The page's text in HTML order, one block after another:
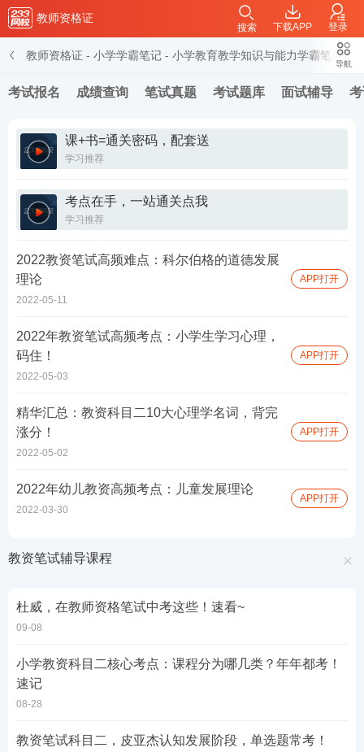
教师资格证
下载APP 登录
搜索
教师资格证 - 小学学霸笔记 - 小学教育教学知识与能力学霸笔记
考试报名 成绩查询 笔试真题 考试题库 面试辅导
导航
课+书=通关密码，配套送
学习推荐
考点在手，一站通关点我
学习推荐
2022教资笔试高频难点：科尔伯格的道德发展
理论
2022-05-11
APP打开
2022年教资笔试高频考点：小学生学习心理，
码住！
2022-05-03
APP打开
精华汇总：教资科目二10大心理学名词，背完
涨分！
2022-05-02
APP打开
2022年幼儿教资高频考点：儿童发展理论
2022-03-30
APP打开
教资笔试辅导课程
杜威，在教师资格笔试中考这些！速看~
09-08
小学教资科目二核心考点：课程分为哪几类？年年都考！
速记
08-28
教资笔试科目二，皮亚杰认知发展阶段，单选题常考！